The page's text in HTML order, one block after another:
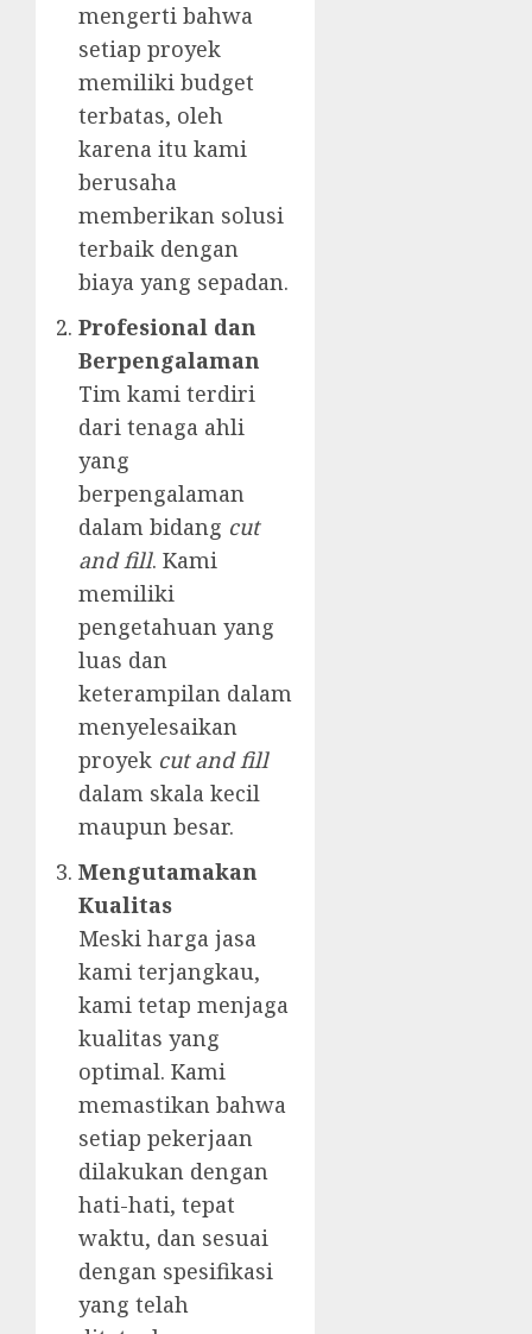
mengerti bahwa
setiap proyek
memiliki budget
terbatas, oleh
karena itu kami
berusaha
memberikan solusi
terbaik dengan
biaya yang sepadan.
Profesional dan
Berpengalaman
Tim kami terdiri
dari tenaga ahli
yang
berpengalaman
dalam bidang cut
and fill. Kami
memiliki
pengetahuan yang
luas dan
keterampilan dalam
menyelesaikan
proyek cut and fill
dalam skala kecil
maupun besar.
Mengutamakan
Kualitas
Meski harga jasa
kami terjangkau,
kami tetap menjaga
kualitas yang
optimal. Kami
memastikan bahwa
setiap pekerjaan
dilakukan dengan
hati-hati, tepat
waktu, dan sesuai
dengan spesifikasi
yang telah